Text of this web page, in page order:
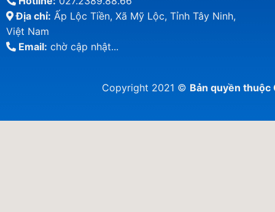
Địa chỉ: Ấp Lộc Tiền, Xã Mỹ Lộc, Tỉnh Tây Ninh,
Việt Nam
Email: chờ cập nhật...
Copyright 2021 © Bản quyền thuộc